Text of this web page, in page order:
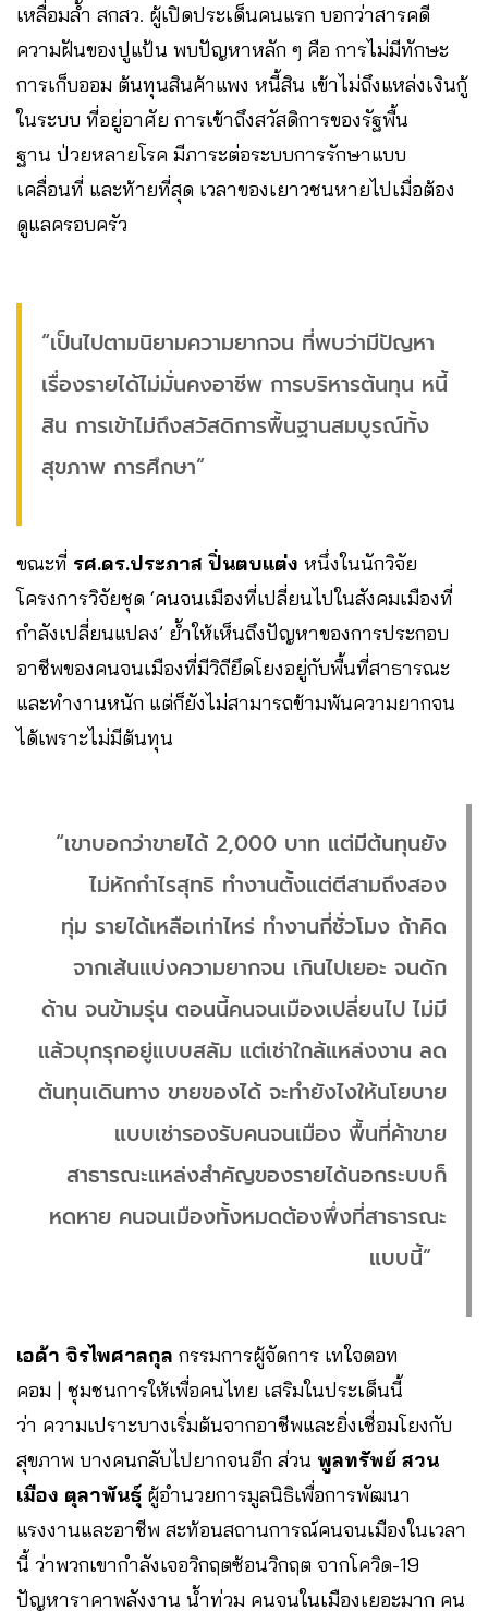
เหลื่อมล้ำ สกสว. ผู้เปิดประเด็นคนแรก บอกว่าสารคดี
ความฝันของปูแป้น พบปัญหาหลัก ๆ คือ การไม่มีทักษะ
การเก็บออม ต้นทุนสินค้าแพง หนี้สิน เข้าไม่ถึงแหล่งเงินกู้
ในระบบ ที่อยู่อาศัย การเข้าถึงสวัสดิการของรัฐพื้น
ฐาน ป่วยหลายโรค มีภาระต่อระบบการรักษาแบบ
เคลื่อนที่ และท้ายที่สุด เวลาของเยาวชนหายไปเมื่อต้อง
ดูแลครอบครัว
“เป็นไปตามนิยามความยากจน ที่พบว่ามีปัญหา
เรื่องรายได้ไม่มั่นคงอาชีพ การบริหารต้นทุน หนี้
สิน การเข้าไม่ถึงสวัสดิการพื้นฐานสมบูรณ์ทั้ง
สุขภาพ การศึกษา”
ขณะที่ รศ.ดร.ประภาส ปิ่นตบแต่ง หนึ่งในนักวิจัย
โครงการวิจัยชุด ‘คนจนเมืองที่เปลี่ยนไปในสังคมเมืองที่
กำลังเปลี่ยนแปลง’ ย้ำให้เห็นถึงปัญหาของการประกอบ
อาชีพของคนจนเมืองที่มีวิถียึดโยงอยู่กับพื้นที่สาธารณะ
และทำงานหนัก แต่ก็ยังไม่สามารถข้ามพ้นความยากจน
ได้เพราะไม่มีต้นทุน
“เขาบอกว่าขายได้ 2,000 บาท แต่มีต้นทุนยัง
ไม่หักกำไรสุทธิ ทำงานตั้งแต่ตีสามถึงสอง
ทุ่ม รายได้เหลือเท่าไหร่ ทำงานกี่ชั่วโมง ถ้าคิด
จากเส้นแบ่งความยากจน เกินไปเยอะ จนดัก
ด้าน จนข้ามรุ่น ตอนนี้คนจนเมืองเปลี่ยนไป ไม่มี
แล้วบุกรุกอยู่แบบสลัม แต่เช่าใกล้แหล่งงาน ลด
ต้นทุนเดินทาง ขายของได้ จะทำยังไงให้นโยบาย
แบบเช่ารองรับคนจนเมือง พื้นที่ค้าขาย
สาธารณะแหล่งสำคัญของรายได้นอกระบบก็
หดหาย คนจนเมืองทั้งหมดต้องพึ่งที่สาธารณะ
แบบนี้”
เอด้า จิรไพศาลกุล กรรมการผู้จัดการ เทใจดอท
คอม | ชุมชนการให้เพื่อคนไทย เสริมในประเด็นนี้
ว่า ความเปราะบางเริ่มต้นจากอาชีพและยิ่งเชื่อมโยงกับ
สุขภาพ บางคนกลับไปยากจนอีก ส่วน พูลทรัพย์ สวน
เมือง ตุลาพันธุ์ ผู้อำนวยการมูลนิธิเพื่อการพัฒนา
แรงงานและอาชีพ สะท้อนสถานการณ์คนจนเมืองในเวลา
นี้ ว่าพวกเขากำลังเจอวิกฤตซ้อนวิกฤต จากโควิด-19
ปัญหาราคาพลังงาน น้ำท่วม คนจนในเมืองเยอะมาก คน